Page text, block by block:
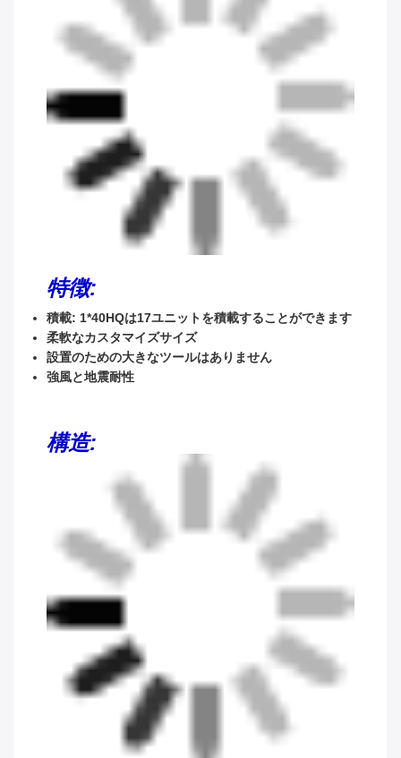
特徴:
積載: 1*40HQは17ユニットを積載することができます
柔軟なカスタマイズサイズ
設置のための大きなツールはありません
強風と地震耐性
構造: